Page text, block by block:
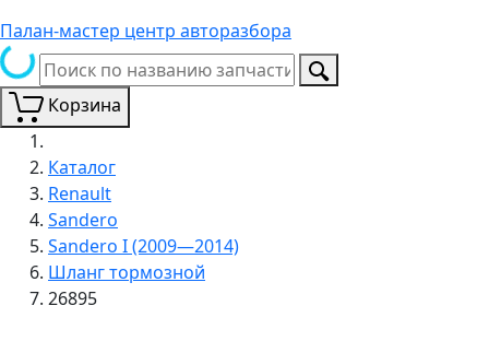
Палан-мастер центр авторазбора
Корзина
Каталог
Renault
Sandero
Sandero I (2009—2014)
Шланг тормозной
26895